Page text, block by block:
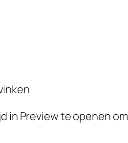
in Preview te openen om